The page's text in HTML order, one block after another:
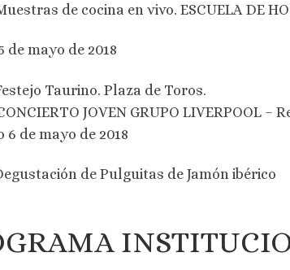
de cocina en vivo. ESCUELA DE
de mayo de 2018
Taurino. Plaza de Toros.
JOVEN GRUPO LIVERPOOL –
6 de mayo de 2018
de Pulguitas de Jamón ibérico